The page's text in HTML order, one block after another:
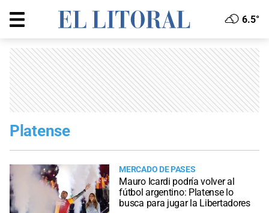
6.5°
Platense
MERCADO DE PASES
Mauro Icardi podría volver al
fútbol argentino: Platense lo
busca para jugar la Libertadores